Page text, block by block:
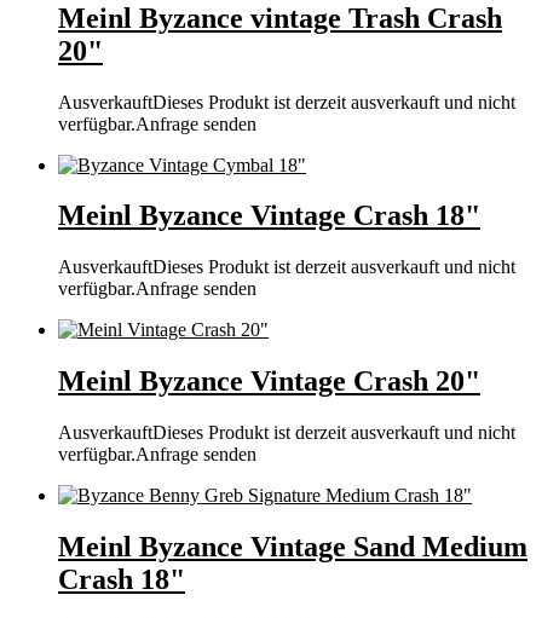
Meinl Byzance vintage Trash Crash
20"
AusverkauftDieses Produkt ist derzeit ausverkauft und nicht
verfügbar.Anfrage senden
Meinl Byzance Vintage Crash 18"
AusverkauftDieses Produkt ist derzeit ausverkauft und nicht
verfügbar.Anfrage senden
Meinl Byzance Vintage Crash 20"
AusverkauftDieses Produkt ist derzeit ausverkauft und nicht
verfügbar.Anfrage senden
Meinl Byzance Vintage Sand Medium
Crash 18"